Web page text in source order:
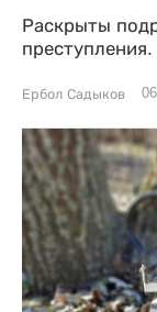
Раскрыты
преступления.
Ербол Садыков